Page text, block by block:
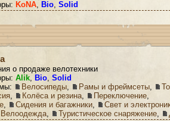
KoNA, Bio, Solid
о продаже велотехники
Alik, Bio, Solid
Велосипеды, Рамы и фреймсеты,
, Колёса и резина, Переключение,
, Сидения и багажники,
Свет и
Велоодежда, Туристическое снаряжение,